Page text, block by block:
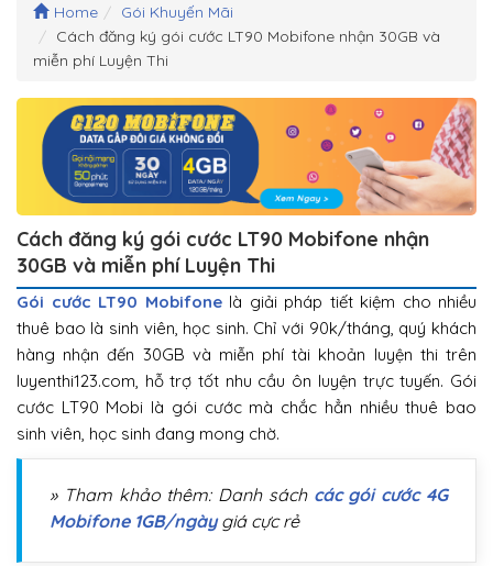
Home
Gói Khuyến Mãi
Cách đăng ký gói cước LT90 Mobifone nhận 30GB và
miễn phí Luyện Thi
Cách đăng ký gói cước LT90 Mobifone nhận
30GB và miễn phí Luyện Thi
Gói cước LT90 Mobifonelà giải pháp tiết kiệm cho nhiều
thuê bao là sinh viên, học sinh. Chỉ với 90k/tháng, quý khách
hàng nhận đến 30GB và miễn phí tài khoản luyện thi trên
luyenthi123.com, hỗ trợ tốt nhu cầu ôn luyện trực tuyến. Gói
cước LT90 Mobi là gói cước mà chắc hẳn nhiều thuê bao
sinh viên, học sinh đang mong chờ.
» Tham khảo thêm: Danh sách các gói cước 4G
Mobifone 1GB/ngàygiá cực rẻ